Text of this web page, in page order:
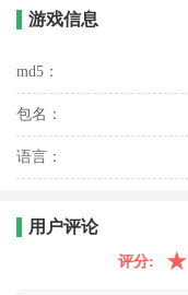
游戏信息
md5：
包名：
语言：
用户评论
评分: ★